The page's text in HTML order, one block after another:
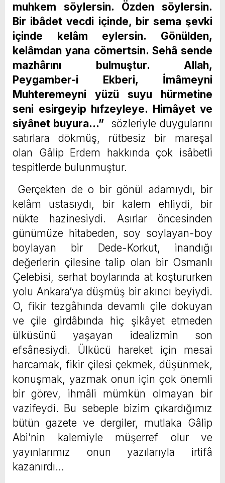
muhkem söylersin. Özden söylersin.
Bir ibâdet vecdi içinde, bir sema şevki
içinde kelâm eylersin. Gönülden,
kelâmdan yana cömertsin. Sehâ sende
mazhârını bulmuştur. Allah,
Peygamber-i Ekberi, İmâmeyni
Muhteremeyni yüzü suyu hürmetine
seni esirgeyip hıfzeyleye. Himâyet ve
siyânet buyura…” sözleriyle duygularını
satırlara dökmüş, rütbesiz bir mareşal
olan Gâlip Erdem hakkında çok isâbetli
tespitlerde bulunmuştur.
Gerçekten de o bir gönül adamıydı, bir
kelâm ustasıydı, bir kalem ehliydi, bir
nükte hazinesiydi. Asırlar öncesinden
günümüze hitabeden, soy soylayan-boy
boylayan bir Dede-Korkut, inandığı
değerlerin çilesine talip olan bir Osmanlı
Çelebisi, serhat boylarında at koştururken
yolu Ankara’ya düşmüş bir akıncı beyiydi.
O, fikir tezgâhında devamlı çile dokuyan
ve çile girdâbında hiç şikâyet etmeden
ülküsünü yaşayan idealizmin son
efsânesiydi. Ülkücü hareket için mesai
harcamak, fikir çilesi çekmek, düşünmek,
konuşmak, yazmak onun için çok önemli
bir görev, ihmâli mümkün olmayan bir
vazifeydi. Bu sebeple bizim çıkardığımız
bütün gazete ve dergiler, mutlaka Gâlip
Abi’nin kalemiyle müşerref olur ve
yayınlarımız onun yazılarıyla irtifâ
kazanırdı…